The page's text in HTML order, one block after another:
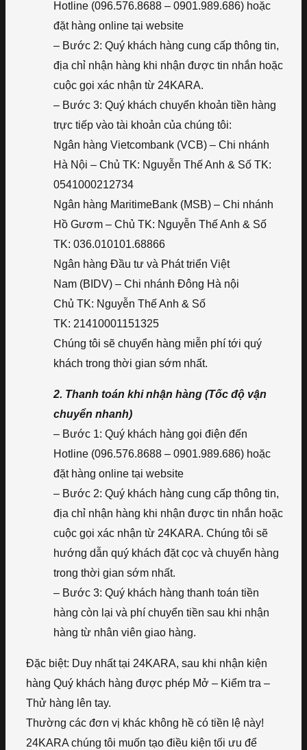
Hotline (096.576.8688 – 0901.989.686) hoặc
đặt hàng online tại website
– Bước 2: Quý khách hàng cung cấp thông tin,
địa chỉ nhận hàng khi nhận được tin nhắn hoặc
cuộc gọi xác nhận từ 24KARA.
– Bước 3: Quý khách chuyển khoản tiền hàng
trực tiếp vào tài khoản của chúng tôi:
Ngân hàng Vietcombank (VCB) – Chi nhánh
Hà Nội – Chủ TK: Nguyễn Thế Anh & Số TK:
0541000212734
Ngân hàng MaritimeBank (MSB) – Chi nhánh
Hồ Gươm – Chủ TK: Nguyễn Thế Anh & Số
TK: 036.010101.68866
Ngân hàng Đầu tư và Phát triển Việt
Nam (BIDV) – Chi nhánh Đông Hà nội
Chủ TK: Nguyễn Thế Anh & Số
TK: 21410001151325
Chúng tôi sẽ chuyển hàng miễn phí tới quý
khách trong thời gian sớm nhất.
2. Thanh toán khi nhận hàng (Tốc độ vận
chuyển nhanh)
– Bước 1: Quý khách hàng gọi điện đến
Hotline (096.576.8688 – 0901.989.686) hoặc
đặt hàng online tại website
– Bước 2: Quý khách hàng cung cấp thông tin,
địa chỉ nhận hàng khi nhận được tin nhắn hoặc
cuộc gọi xác nhận từ 24KARA. Chúng tôi sẽ
hướng dẫn quý khách đặt cọc và chuyển hàng
trong thời gian sớm nhất.
– Bước 3: Quý khách hàng thanh toán tiền
hàng còn lại và phí chuyển tiền sau khi nhận
hàng từ nhân viên giao hàng.
Đặc biệt: Duy nhất tại 24KARA, sau khi nhận kiện
hàng Quý khách hàng được phép Mở – Kiểm tra –
Thử hàng lên tay.
Thường các đơn vị khác không hề có tiền lệ này!
24KARA chúng tôi muốn tạo điều kiện tối ưu để